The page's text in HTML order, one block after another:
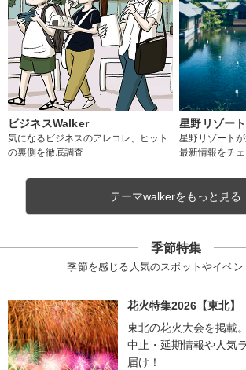
ビジネスWalker
気になるビジネスのアレコレ、ヒット
の裏側を徹底調査
星野リゾー
星野リゾート
最新情報をチェ
テーマwalkerをもっと見る
季節特集
季節を感じる人気のスポットやイベン
花火特集2026【東北】
東北の花火大会を掲載
中止・延期情報や人気
届け！